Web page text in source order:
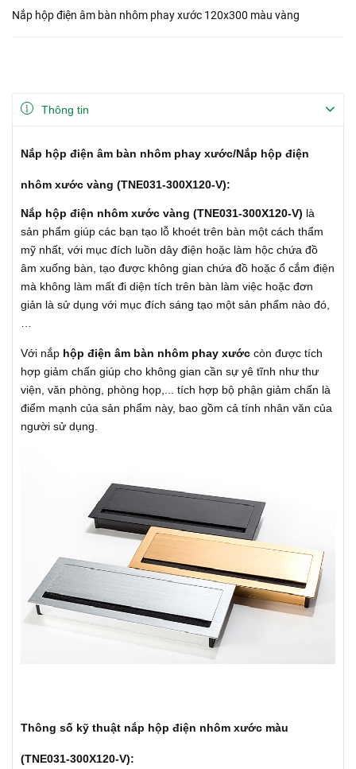
Nắp hộp điện âm bàn nhôm phay xước 120x300 màu vàng
Thông tin
Nắp hộp điện âm bàn nhôm phay xước/Nắp hộp điện
nhôm xước vàng (TNE031-300X120-V):
Nắp hộp điện nhôm xước vàng (TNE031-300X120-V) là
sản phẩm giúp các bạn tạo lỗ khoét trên bàn một cách thẩm
mỹ nhất, với mục đích luồn dây điện hoặc làm hộc chứa đồ
âm xuống bàn, tạo được không gian chứa đồ hoặc ổ cắm điện
mà không làm mất đi diện tích trên bàn làm việc hoặc đơn
giản là sử dụng với mục đích sáng tạo một sản phẩm nào đó,
Với nắp hộp điện âm bàn nhôm phay xước còn được tích
hợp giảm chấn giúp cho không gian cần sự yê tĩnh như thư
viện, văn phòng, phòng họp,... tích hợp bộ phận giảm chấn là
điểm mạnh của sản phẩm này, bao gồm cả tính nhân văn của
người sử dụng.
Thông số kỹ thuật nắp hộp điện nhôm xước màu
(TNE031-300X120-V):